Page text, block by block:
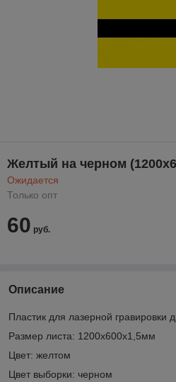
Желтый на черном
Ожидается
Только опт
60 руб.
Описание
Пластик для лазерной гравировки
Размер листа: 1200х600х1,5мм
Цвет: желтом
Цвет выборки: черном